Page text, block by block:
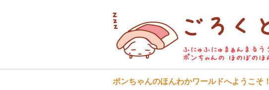
ポンちゃんのほんわかワールドへようこそ！